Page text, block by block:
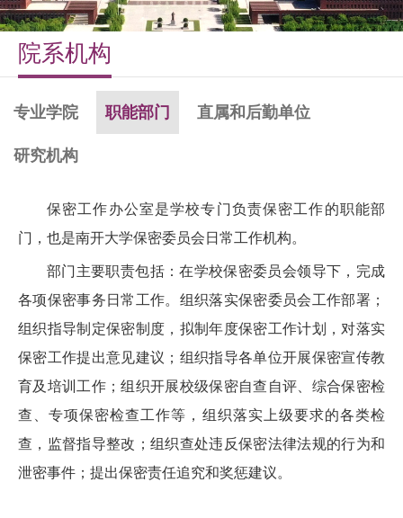
院系机构
专业学院 职能部门 直属和后勤单位
研究机构
保密工作办公室是学校专门负责保密工作的职能部
门，也是南开大学保密委员会日常工作机构。
部门主要职责包括：在学校保密委员会领导下，完成
各项保密事务日常工作。组织落实保密委员会工作部署；
组织指导制定保密制度，拟制年度保密工作计划，对落实
保密工作提出意见建议；组织指导各单位开展保密宣传教
育及培训工作；组织开展校级保密自查自评、综合保密检
查、专项保密检查工作等，组织落实上级要求的各类检
查，监督指导整改；组织查处违反保密法律法规的行为和
泄密事件；提出保密责任追究和奖惩建议。